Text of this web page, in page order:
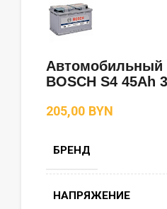
Автомобильный
BOSCH S4 45Ah
BYN
БРЕНД
НАПРЯЖЕНИЕ